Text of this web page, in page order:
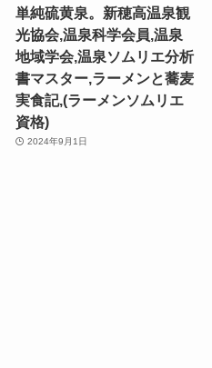
単純硫黄泉。新穂高温泉観
光協会,温泉科学会員,温泉
地域学会,温泉ソムリエ分析
書マスター,ラーメンと蕎麦
実食記,(ラーメンソムリエ
資格)
2024年9月1日